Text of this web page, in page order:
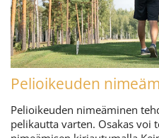
Pelioikeuden
Pelioikeuden nimeäminen
pelikautta varten. Osakas voi